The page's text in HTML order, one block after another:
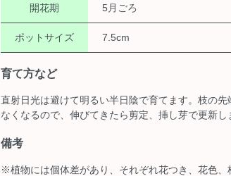
開花期 5月ごろ
ポットサイズ 7.5cm
育て方など
直射日光は避けて明るい半日陰で育てます。枝の
なくなるので、伸びてきたら剪定、挿し芽で更新し
備考
※植物には個体差があり、それぞれ花つき、花色